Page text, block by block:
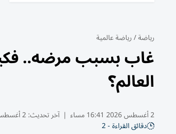
رياضة/رياضة عالمية
غاب بسبب مرضه..
العالم؟
2 أغسطس 2026 16:41 مساء | آخر تحديث:2 أغسطس 16:51 2026
دقائق القراءة - 2